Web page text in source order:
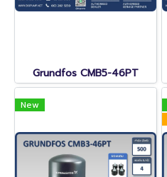
Grundfos CMB5-46PT
New